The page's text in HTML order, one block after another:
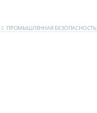
ПРОМЫШЛЕННАЯ БЕЗОПАСНОСТЬ